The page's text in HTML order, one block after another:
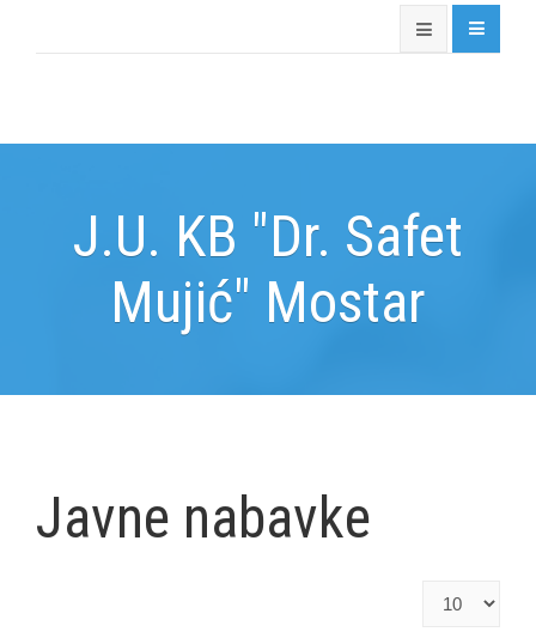
J.U. KB "Dr. Safet
Mujić" Mostar
Javne nabavke
Prikaz